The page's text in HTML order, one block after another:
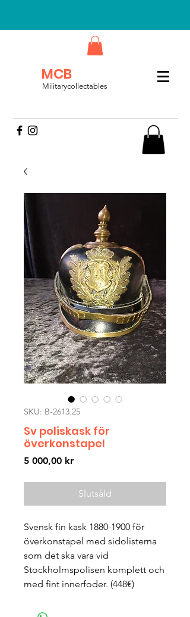
MCB
Militarycollectables
SKU: B-2613.25
Sv poliskask för
överkonstapel
5 000,00 krPris
Slutsåld
Svensk fin kask 1880-1900 för
överkonstapel med sidolisterna
som det ska vara vid
Stockholmspolisen komplett och
med fint innerfoder. (448€)